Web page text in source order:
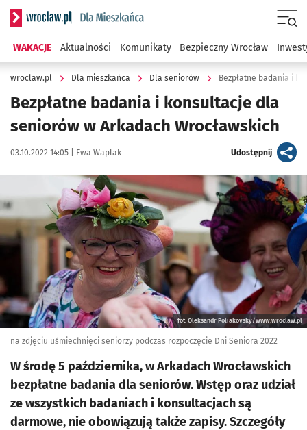
Serwis informacyjny wroclaw.pl podserwis: Dla mieszkańca
WAKACJE Aktualności Komunikaty Bezpieczny Wrocław
wroclaw.pl Dla mieszkańca Dla seniorów Bezpłatne badania i
Bezpłatne badania i konsultacje dla
seniorów w Arkadach Wrocławskich
Data publikacji:
03.10.2022 14:05 | Autor:
Ewa Waplak Udostępnijartykuł
Kliknij, aby powiększyć
fot. Oleksandr Poliakovsky/www.wroclaw.pl
na zdjęciu uśmiechnięci seniorzy podczas rozpoczęcie Dni Seniora 2022
W środę 5 października, w Arkadach Wrocławskich
bezpłatne badania dla seniorów. Wstęp oraz udział
ze wszystkich badaniach i konsultacjach są
darmowe, nie obowiązują także zapisy. Szczegóły